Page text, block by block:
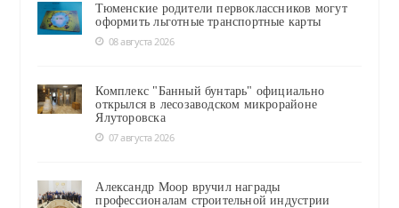
Тюменские родители первоклассников могут
оформить льготные транспортные карты
08 августа 2026
Комплекс "Банный бунтарь" официально
открылся в лесозаводском микрорайоне
Ялуторовска
07 августа 2026
Александр Моор вручил награды
профессионалам строительной индустрии